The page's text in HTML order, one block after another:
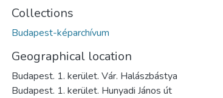
Collections
Budapest-képarchívum
Geographical location
Budapest. 1. kerület. Vár. Halászbástya
Budapest. 1. kerület. Hunyadi János út